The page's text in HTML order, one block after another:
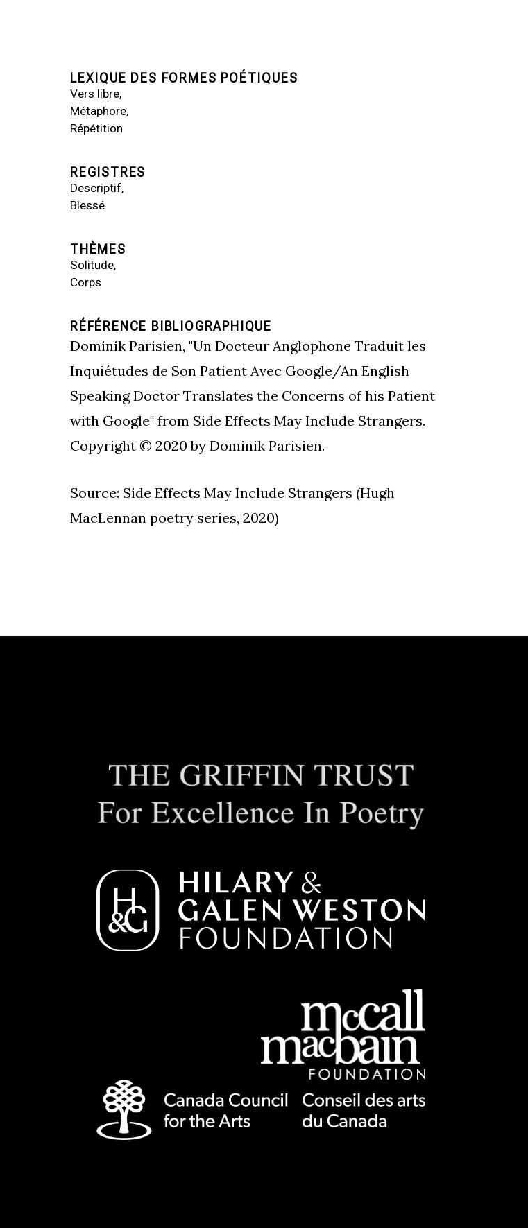
LEXIQUE DES FORMES POÉTIQUES
Vers libre
Métaphore
Répétition
REGISTRES
Descriptif
Blessé
THÈMES
Solitude
Corps
RÉFÉRENCE BIBLIOGRAPHIQUE
Dominik Parisien, "Un Docteur Anglophone Traduit les
Inquiétudes de Son Patient Avec Google/An English
Speaking Doctor Translates the Concerns of his Patient
with Google" from Side Effects May Include Strangers.
Copyright © 2020 by Dominik Parisien.
Source: Side Effects May Include Strangers (Hugh
MacLennan poetry series, 2020)